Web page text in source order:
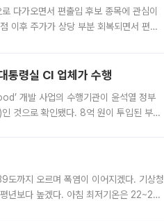
다가오면서 편출입 후보 종목에 관심이
이후 주가가 상당 부분 회복되면서 편입
령실 CI 업체가 수행
개발 사업의 수행기관이 윤석열 정부
것으로 확인됐다. 8억 원이 투입된 부산
도까지 오르며 폭염이 이어지겠다. 기상청
년보다 높겠다. 아침 최저기온은 22~27